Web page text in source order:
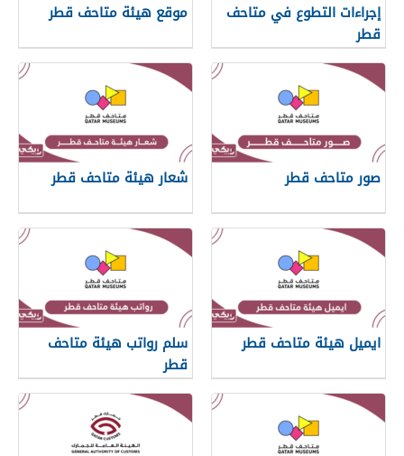
إجراءات التطوع في متاحف
قطر
موقع هيئة متاحف قطر
صور متاحف قطر شعار هيئة متاحف قطر
ايميل هيئة متاحف قطر
سلم رواتب هيئة متاحف
قطر